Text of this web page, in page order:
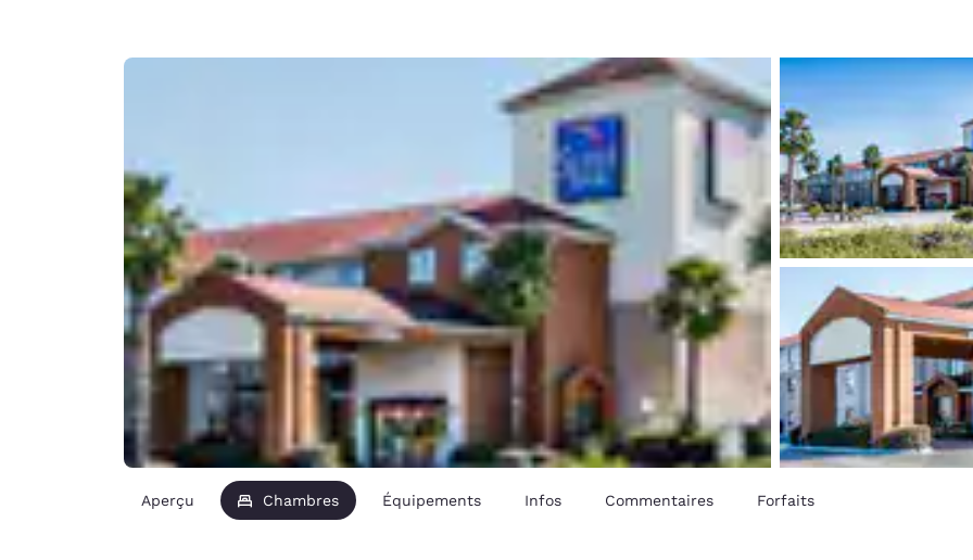
Europe
English
France
English
Ireland
Italiano
Italy
United Kingdom
English
Asie-Pacifique
Australia
English
India
English
New Zealand
English
Aperçu Chambres Équipements Infos Commentaires Forfaits